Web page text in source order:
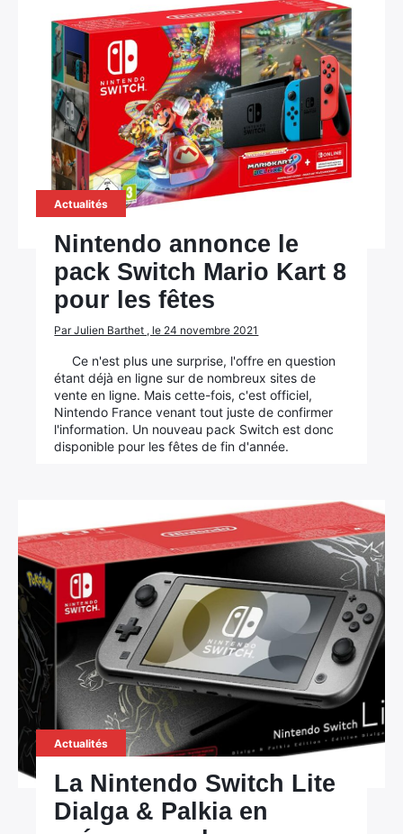
Actualités
Nintendo annonce le
pack Switch Mario Kart 8
pour les fêtes
Par Julien Barthet , le 24 novembre 2021
Ce n'est plus une surprise, l'offre en question
étant déjà en ligne sur de nombreux sites de
vente en ligne. Mais cette-fois, c'est officiel,
Nintendo France venant tout juste de confirmer
l'information. Un nouveau pack Switch est donc
disponible pour les fêtes de fin d'année.
Actualités
La Nintendo Switch Lite
Dialga & Palkia en